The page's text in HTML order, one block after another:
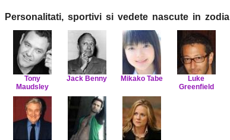
Personalitati, sportivi si vedete nascute in zodia
Tony
Maudsley
Jack Benny Mikako Tabe
Luke
Greenfield